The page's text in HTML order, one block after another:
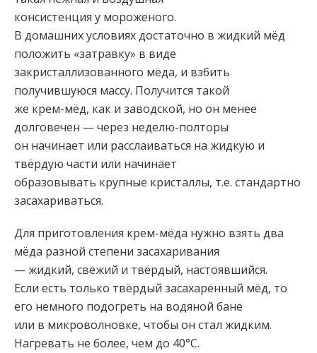
консистенция у мороженого.
В домашних условиях достаточно в жидкий мёд
положить «затравку» в виде
закристаллизованного мёда, и взбить
получившуюся массу. Получится такой
же крем-мёд, как и заводской, но он менее
долговечен — через неделю-полторы
он начинает или расслаиваться на жидкую и
твёрдую части или начинает
образовывать крупные кристаллы, т.е. стандартно
засахариваться.
Для приготовления крем-мёда нужно взять два
мёда разной степени засахаривания
— жидкий, свежий и твёрдый, настоявшийся.
Если есть только твёрдый засахаренный мёд, то
его немного подогреть на водяной бане
или в микроволновке, чтобы он стал жидким.
Нагревать не более, чем до 40°С.